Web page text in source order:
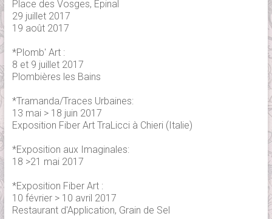
Place des Vosges, Epinal
29 juillet 2017
19 août 2017
*Plomb' Art :
8 et 9 juillet 2017
Plombières les Bains
*Tramanda/Traces Urbaines:
13 mai > 18 juin 2017
Exposition Fiber Art TraLicci à Chieri (Italie)
*Exposition aux Imaginales:
18 >21 mai 2017
*Exposition Fiber Art :
10 février > 10 avril 2017
Restaurant d'Application, Grain de Sel